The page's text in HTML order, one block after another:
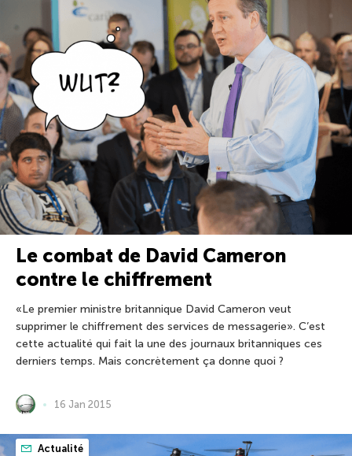
Le combat de David Cameron
contre le chiffrement
«Le premier ministre britannique David Cameron veut
supprimer le chiffrement des services de messagerie». C’est
cette actualité qui fait la une des journaux britanniques ces
derniers temps. Mais concrètement ça donne quoi ?
16 Jan 2015
Actualité